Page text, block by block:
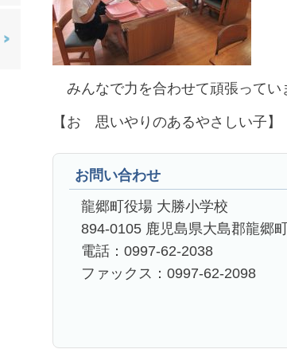
みんなで力を合わせて頑張ってい
【お 思いやりのあるやさしい子】
お問い合わせ
龍郷町役場 大勝小学校
894-0105 鹿児島県大島郡龍郷
電話：0997-62-2038
ファックス：0997-62-2098